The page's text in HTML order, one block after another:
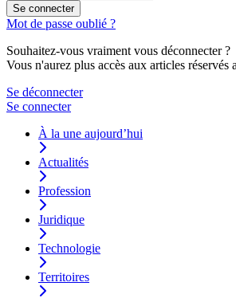
Se connecter
Mot de passe oublié ?
Souhaitez-vous vraiment vous déconnecter ?
Vous n'aurez plus accès aux articles réservés
Se déconnecter
Se connecter
À la une aujourd’hui
Actualités
Profession
Juridique
Technologie
Territoires